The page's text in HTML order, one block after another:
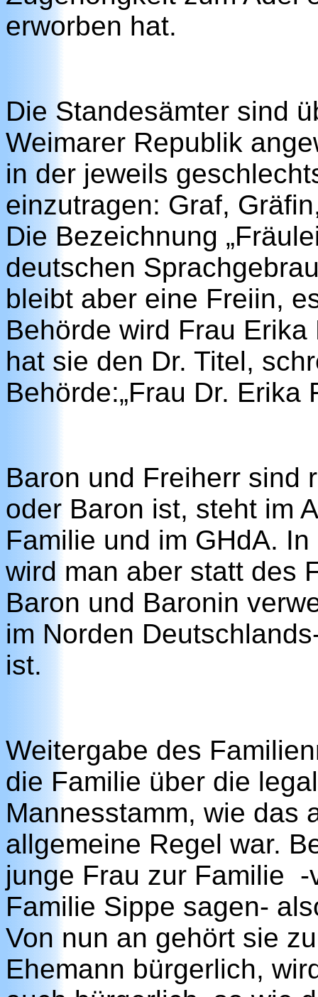
erworben hat.
Die Standesämter sind
Weimarer Republik
in der jeweils
einzutragen: Graf,
Die Bezeichnung
deutschen
bleibt aber eine Freiin,
Behörde wird Frau
hat sie den Dr. Titel,
Behörde:„Frau Dr. Erika
Baron und Freiherr sind
oder Baron ist, steht im
Familie und im GHdA.
wird man aber statt des
Baron und Baronin
im Norden
ist.
Weitergabe des
die Familie über die
Mannesstamm, wie das
allgemeine Regel war.
junge Frau zur Familie -
Familie Sippe sagen-
Von nun an gehört sie
Ehemann bürgerlich,